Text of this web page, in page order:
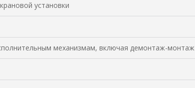
установки
механизмам, включая демонтаж-монтаж